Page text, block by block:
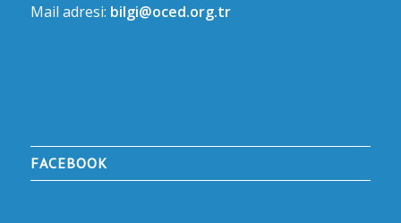
Mail adresi: bilgi@oced.org.tr
FACEBOOK